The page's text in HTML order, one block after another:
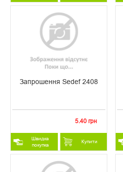
Запрошення Sedef 2408
5.40 грн
Швидка
покупка
Купити